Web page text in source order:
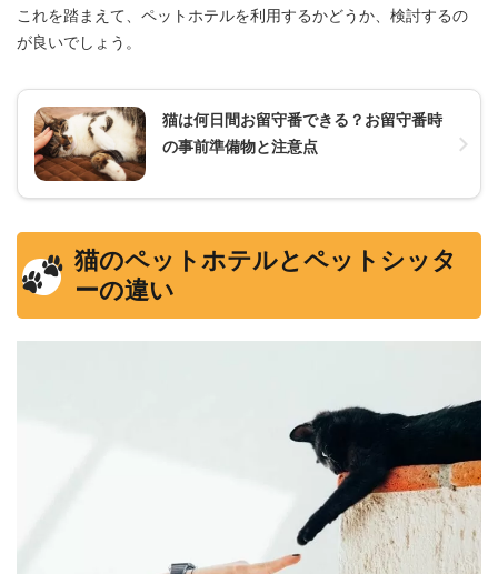
これを踏まえて、ペットホテルを利用するかどうか、検討するの
が良いでしょう。
猫は何日間お留守番できる？お留守番時
の事前準備物と注意点
猫のペットホテルとペットシッタ
ーの違い